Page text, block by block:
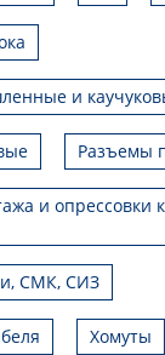
и
Разъемы
и опрессовки
СМК, СИЗ
Хомуты